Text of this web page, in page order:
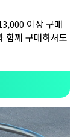
이상 구매
함께 구매하셔도